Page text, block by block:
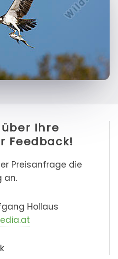
Ihre
Feedback!
Preisanfrage die
an.
Hollaus